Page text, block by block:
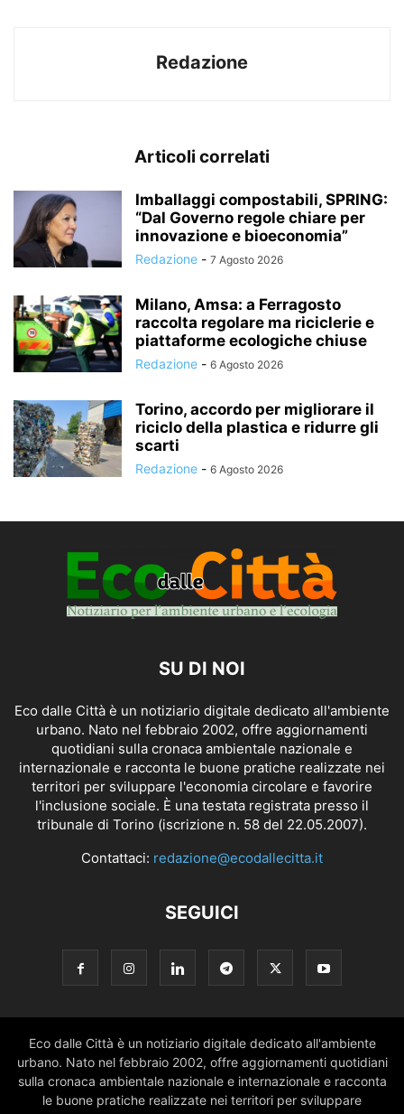
Redazione
Articoli correlati
Imballaggi compostabili, SPRING:
“Dal Governo regole chiare per
innovazione e bioeconomia”
Redazione - 7 Agosto 2026
Milano, Amsa: a Ferragosto
raccolta regolare ma riciclerie e
piattaforme ecologiche chiuse
Redazione - 6 Agosto 2026
Torino, accordo per migliorare il
riciclo della plastica e ridurre gli
scarti
Redazione - 6 Agosto 2026
SU DI NOI
Eco dalle Città è un notiziario digitale dedicato all'ambiente
urbano. Nato nel febbraio 2002, offre aggiornamenti
quotidiani sulla cronaca ambientale nazionale e
internazionale e racconta le buone pratiche realizzate nei
territori per sviluppare l'economia circolare e favorire
l'inclusione sociale. È una testata registrata presso il
tribunale di Torino (iscrizione n. 58 del 22.05.2007).
Contattaci: redazione@ecodallecitta.it
SEGUICI
Eco dalle Città è un notiziario digitale dedicato all'ambiente
urbano. Nato nel febbraio 2002, offre aggiornamenti quotidiani
sulla cronaca ambientale nazionale e internazionale e racconta
le buone pratiche realizzate nei territori per sviluppare